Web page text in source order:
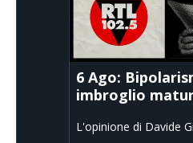
6 Ago:
imbroglio
L'opinione di Davide